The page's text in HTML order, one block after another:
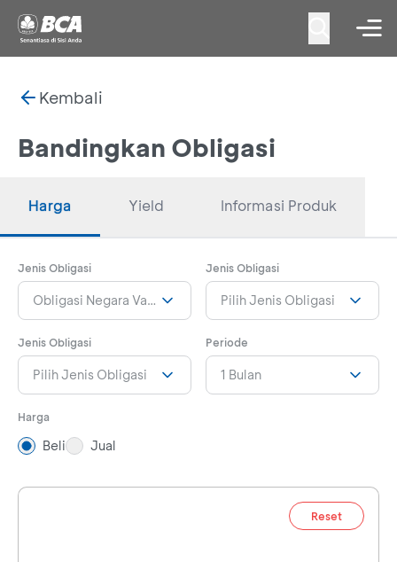
Kembali
Bandingkan Obligasi
Harga Yield Informasi Produk
Jenis Obligasi
Obligasi Negara Valas Seri INDOIS28
Jenis Obligasi
Pilih Jenis Obligasi
Jenis Obligasi
Pilih Jenis Obligasi
Periode
1 Bulan
Harga
Beli Jual
Reset